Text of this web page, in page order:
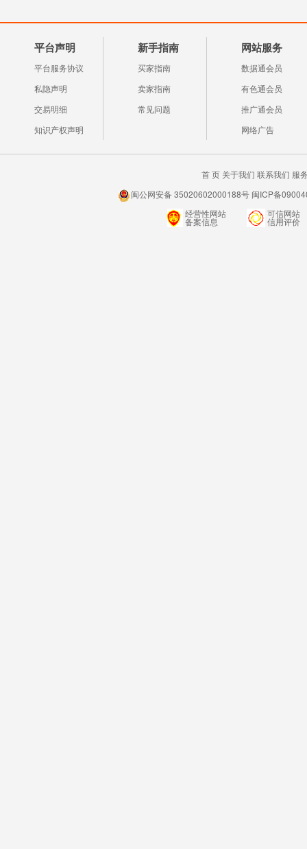
平台声明
平台服务协议
私隐声明
交易明细
知识产权声明
新手指南
买家指南
卖家指南
常见问题
网站服务
数据通会员
有色通会员
推广通会员
网络广告
首 页 关于我们 联系我们 服
闽公网安备 35020602000188号 闽ICP备
经营性网站
备案信息
可信网站
信用评价